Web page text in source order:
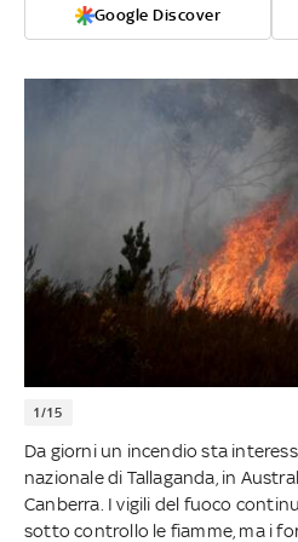
Google Discover
1/15
Da giorni un incendio sta
nazionale di Tallaganda, in
Canberra. I vigili del fuoco
sotto controllo le fiamme, ma i